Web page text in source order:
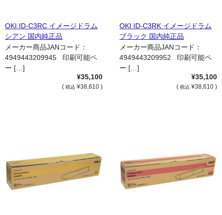
OKI ID-C3RC イメージドラム
シアン 国内純正品
メーカー商品JANコード：
4949443209945 印刷可能ペ
ー […]
¥35,100
( 税込 ¥38,610 )
OKI ID-C3RK イメージドラム
ブラック 国内純正品
メーカー商品JANコード：
4949443209952 印刷可能ペ
ー […]
¥35,100
( 税込 ¥38,610 )